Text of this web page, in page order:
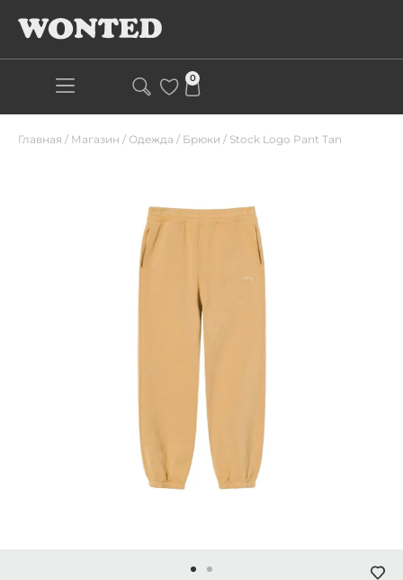
0
Главная / Магазин / Одежда / Брюки / Stock Logo Pant Tan